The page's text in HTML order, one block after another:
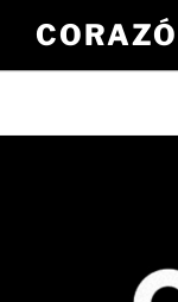
contenido